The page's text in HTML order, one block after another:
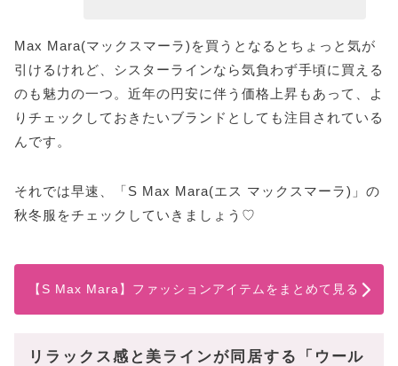
Max Mara(マックスマーラ)を買うとなるとちょっと気が
引けるけれど、シスターラインなら気負わず手頃に買える
のも魅力の一つ。近年の円安に伴う価格上昇もあって、よ
りチェックしておきたいブランドとしても注目されている
んです。
それでは早速、「S Max Mara(エス マックスマーラ)」の
秋冬服をチェックしていきましょう♡
【S Max Mara】ファッションアイテムをまとめて見る
リラックス感と美ラインが同居する「ウール